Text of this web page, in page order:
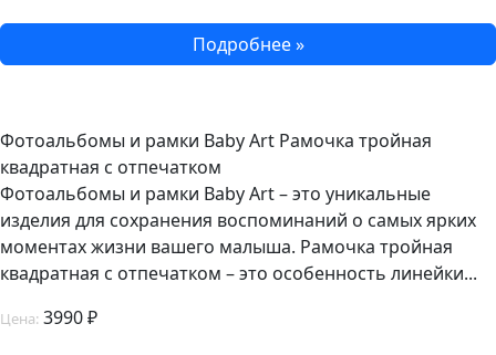
Подробнее »
Фотоальбомы и рамки Baby Art Рамочка тройная
квадратная с отпечатком
Фотоальбомы и рамки Baby Art – это уникальные
изделия для сохранения воспоминаний о самых ярких
моментах жизни вашего малыша. Рамочка тройная
квадратная с отпечатком – это особенность линейки...
Цена: 3990 ₽